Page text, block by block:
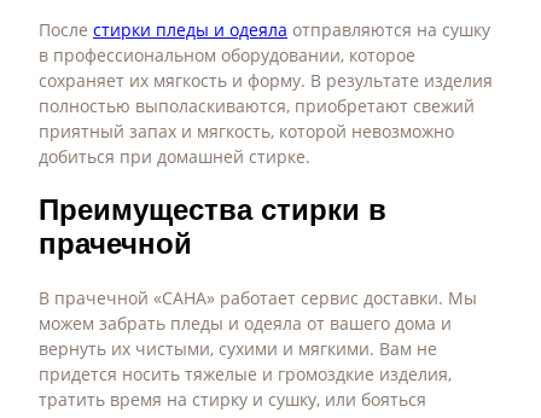
После стирки пледы и одеяла отправляются на сушку
в профессиональном оборудовании, которое
сохраняет их мягкость и форму. В результате изделия
полностью выполаскиваются, приобретают свежий
приятный запах и мягкость, которой невозможно
добиться при домашней стирке.
Преимущества стирки в
прачечной
В прачечной «САНА» работает сервис доставки. Мы
можем забрать пледы и одеяла от вашего дома и
вернуть их чистыми, сухими и мягкими. Вам не
придется носить тяжелые и громоздкие изделия,
тратить время на стирку и сушку, или бояться